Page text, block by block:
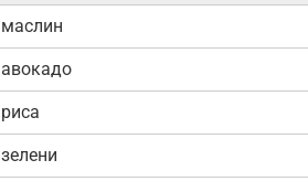
маслин
авокадо
риса
зелени